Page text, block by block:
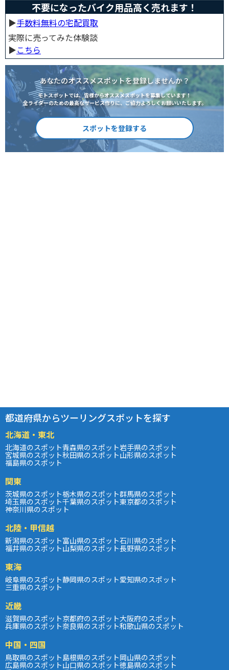
不要になったバイク用品高く売れます！
▶︎手数料無料の宅配買取
実際に売ってみた体験談
▶︎こちら
あなたのオススメスポットを登録しませんか？
モトスポットでは、皆様からオススメスポットを募集しています！
全ライダーのための最高なサービス作りに、ご協力よろしくお願いいたします。
スポットを登録する
都道府県からツーリングスポットを探す
北海道・東北
北海道のスポット青森県のスポット岩手県のスポット
宮城県のスポット秋田県のスポット山形県のスポット
福島県のスポット
関東
茨城県のスポット栃木県のスポット群馬県のスポット
埼玉県のスポット千葉県のスポット東京都のスポット
神奈川県のスポット
北陸・甲信越
新潟県のスポット富山県のスポット石川県のスポット
福井県のスポット山梨県のスポット長野県のスポット
東海
岐阜県のスポット静岡県のスポット愛知県のスポット
三重県のスポット
近畿
滋賀県のスポット京都府のスポット大阪府のスポット
兵庫県のスポット奈良県のスポット和歌山県のスポット
中国・四国
鳥取県のスポット島根県のスポット岡山県のスポット
広島県のスポット山口県のスポット徳島県のスポット